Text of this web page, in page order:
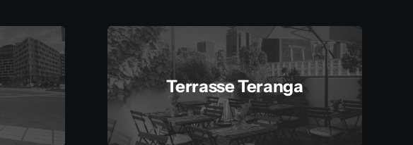
Terrasse Teranga